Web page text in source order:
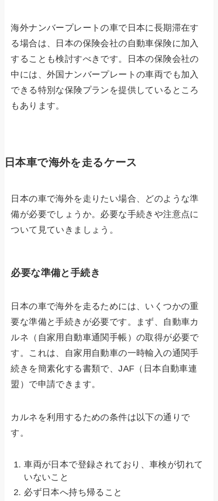
海外ナンバープレートの車で日本に長期滞在す
る場合は、日本の保険会社の自動車保険に加入
することも検討すべきです。日本の保険会社の
中には、外国ナンバープレートの車両でも加入
できる特別な保険プランを提供しているところ
もあります。
日本車で海外を走るケース
日本の車で海外を走りたい場合、どのような準
備が必要でしょうか。必要な手続きや注意点に
ついて見ていきましょう。
必要な準備と手続き
日本の車で海外を走るためには、いくつかの重
要な準備と手続きが必要です。まず、自動車カ
ルネ（自家用自動車通関手帳）の取得が必要で
す。これは、自家用自動車の一時輸入の通関手
続きを簡素化する書類で、JAF（日本自動車連
盟）で申請できます。
カルネを利用するための条件は以下の通りで
す。
車両が日本で登録されており、車検が切れて
いないこと
必ず日本へ持ち帰ること